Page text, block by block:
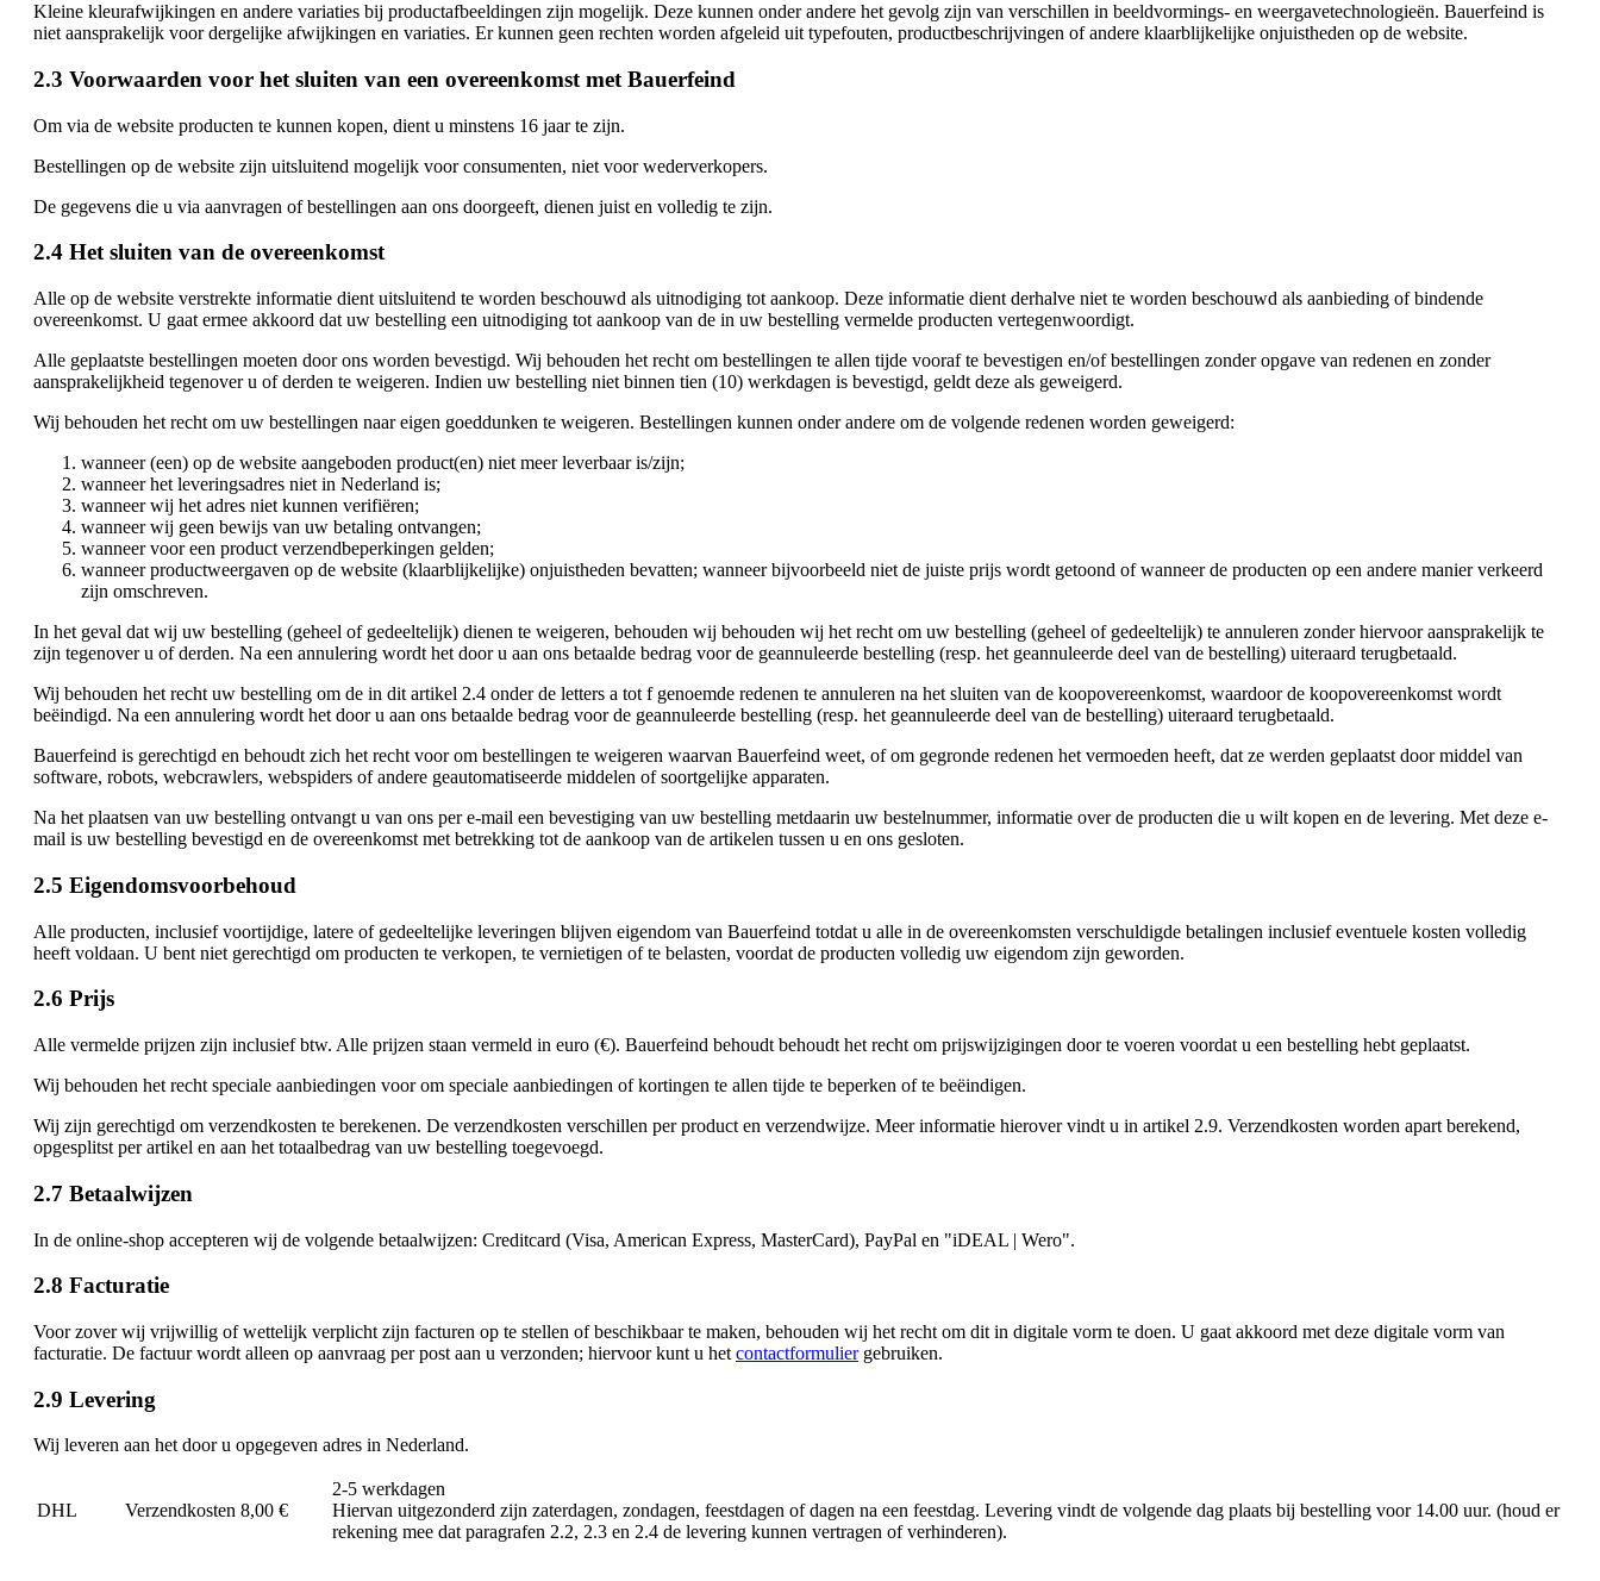
Kleine kleurafwijkingen en andere variaties bij productafbeeldingen zijn mogelijk. Deze kunnen onder andere het gevolg zijn van verschillen in beeldvormings- en weergavetechnologieën. Bauerfeind is
niet aansprakelijk voor dergelijke afwijkingen en variaties. Er kunnen geen rechten worden afgeleid uit typefouten, productbeschrijvingen of andere klaarblijkelijke onjuistheden op de website.
2.3 Voorwaarden voor het sluiten van een overeenkomst met Bauerfeind
Om via de website producten te kunnen kopen, dient u minstens 16 jaar te zijn.
Bestellingen op de website zijn uitsluitend mogelijk voor consumenten, niet voor wederverkopers.
De gegevens die u via aanvragen of bestellingen aan ons doorgeeft, dienen juist en volledig te zijn.
2.4 Het sluiten van de overeenkomst
Alle op de website verstrekte informatie dient uitsluitend te worden beschouwd als uitnodiging tot aankoop. Deze informatie dient derhalve niet te worden beschouwd als aanbieding of bindende
overeenkomst. U gaat ermee akkoord dat uw bestelling een uitnodiging tot aankoop van de in uw bestelling vermelde producten vertegenwoordigt.
Alle geplaatste bestellingen moeten door ons worden bevestigd. Wij behouden het recht om bestellingen te allen tijde vooraf te bevestigen en/of bestellingen zonder opgave van redenen en zonder
aansprakelijkheid tegenover u of derden te weigeren. Indien uw bestelling niet binnen tien (10) werkdagen is bevestigd, geldt deze als geweigerd.
Wij behouden het recht om uw bestellingen naar eigen goeddunken te weigeren. Bestellingen kunnen onder andere om de volgende redenen worden geweigerd:
wanneer (een) op de website aangeboden product(en) niet meer leverbaar is/zijn;
wanneer het leveringsadres niet in Nederland is;
wanneer wij het adres niet kunnen verifiëren;
wanneer wij geen bewijs van uw betaling ontvangen;
wanneer voor een product verzendbeperkingen gelden;
wanneer productweergaven op de website (klaarblijkelijke) onjuistheden bevatten; wanneer bijvoorbeeld niet de juiste prijs wordt getoond of wanneer de producten op een andere manier verkeerd
zijn omschreven.
In het geval dat wij uw bestelling (geheel of gedeeltelijk) dienen te weigeren, behouden wij behouden wij het recht om uw bestelling (geheel of gedeeltelijk) te annuleren zonder hiervoor aansprakelijk te
zijn tegenover u of derden. Na een annulering wordt het door u aan ons betaalde bedrag voor de geannuleerde bestelling (resp. het geannuleerde deel van de bestelling) uiteraard terugbetaald.
Wij behouden het recht uw bestelling om de in dit artikel 2.4 onder de letters a tot f genoemde redenen te annuleren na het sluiten van de koopovereenkomst, waardoor de koopovereenkomst wordt
beëindigd. Na een annulering wordt het door u aan ons betaalde bedrag voor de geannuleerde bestelling (resp. het geannuleerde deel van de bestelling) uiteraard terugbetaald.
Bauerfeind is gerechtigd en behoudt zich het recht voor om bestellingen te weigeren waarvan Bauerfeind weet, of om gegronde redenen het vermoeden heeft, dat ze werden geplaatst door middel van
software, robots, webcrawlers, webspiders of andere geautomatiseerde middelen of soortgelijke apparaten.
Na het plaatsen van uw bestelling ontvangt u van ons per e-mail een bevestiging van uw bestelling metdaarin uw bestelnummer, informatie over de producten die u wilt kopen en de levering. Met deze e-
mail is uw bestelling bevestigd en de overeenkomst met betrekking tot de aankoop van de artikelen tussen u en ons gesloten.
2.5 Eigendomsvoorbehoud
Alle producten, inclusief voortijdige, latere of gedeeltelijke leveringen blijven eigendom van Bauerfeind totdat u alle in de overeenkomsten verschuldigde betalingen inclusief eventuele kosten volledig
heeft voldaan. U bent niet gerechtigd om producten te verkopen, te vernietigen of te belasten, voordat de producten volledig uw eigendom zijn geworden.
2.6 Prijs
Alle vermelde prijzen zijn inclusief btw. Alle prijzen staan vermeld in euro (€). Bauerfeind behoudt behoudt het recht om prijswijzigingen door te voeren voordat u een bestelling hebt geplaatst.
Wij behouden het recht speciale aanbiedingen voor om speciale aanbiedingen of kortingen te allen tijde te beperken of te beëindigen.
Wij zijn gerechtigd om verzendkosten te berekenen. De verzendkosten verschillen per product en verzendwijze. Meer informatie hierover vindt u in artikel 2.9. Verzendkosten worden apart berekend,
opgesplitst per artikel en aan het totaalbedrag van uw bestelling toegevoegd.
2.7 Betaalwijzen
In de online-shop accepteren wij de volgende betaalwijzen: Creditcard (Visa, American Express, MasterCard), PayPal en "iDEAL | Wero".
2.8 Facturatie
Voor zover wij vrijwillig of wettelijk verplicht zijn facturen op te stellen of beschikbaar te maken, behouden wij het recht om dit in digitale vorm te doen. U gaat akkoord met deze digitale vorm van
facturatie. De factuur wordt alleen op aanvraag per post aan u verzonden; hiervoor kunt u het contactformuliergebruiken.
2.9 Levering
Wij leveren aan het door u opgegeven adres in Nederland.
DHL Verzendkosten 8,00 €
2-5 werkdagen
Hiervan uitgezonderd zijn zaterdagen, zondagen, feestdagen of dagen na een feestdag. Levering vindt de volgende dag plaats bij bestelling voor 14.00 uur. (houd er
rekening mee dat paragrafen 2.2, 2.3 en 2.4 de levering kunnen vertragen of verhinderen).